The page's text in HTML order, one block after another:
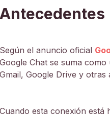
Antecedentes
Según el anuncio oficial
Google Chat se suma
Gmail, Google Drive y otras
Cuando esta conexión está